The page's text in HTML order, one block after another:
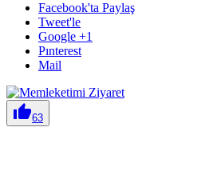
Facebook'ta Paylaş
Tweet'le
Google +1
Pınterest
Mail
63